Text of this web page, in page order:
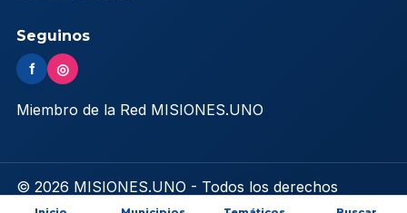
Seguinos
f ◎
Miembro de la Red MISIONES.UNO
© 2026 MISIONES.UNO - Todos los derechos
reservados